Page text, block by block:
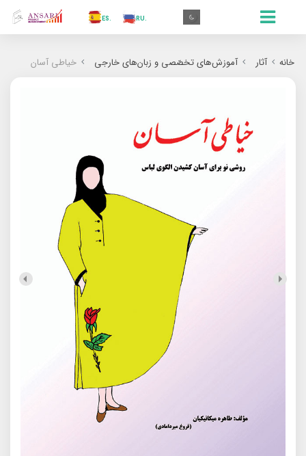
.RU
.ES
.IN
خانه آثار آموزش‌های تخصّصی و زبان‌های خارجی خیاطی آسان